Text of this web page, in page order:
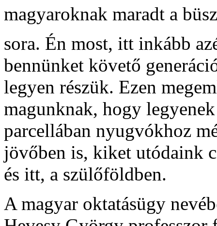
magyaroknak maradt a
sora. Én most, itt inkább
bennünket követő
legyen részük. Ezen
magunknak, hogy
parcellában nyugvókhoz
jövőben is, kiket utódaink
és itt, a szülőföldben.
A magyar oktatásügy